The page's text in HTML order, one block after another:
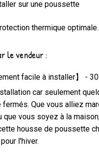
sur une poussette
thermique optimale.
le vendeur :
facile à installer】 -
car seulement
Que vous alliez
que vous soyez à la
housse de poussette
l'hiver.